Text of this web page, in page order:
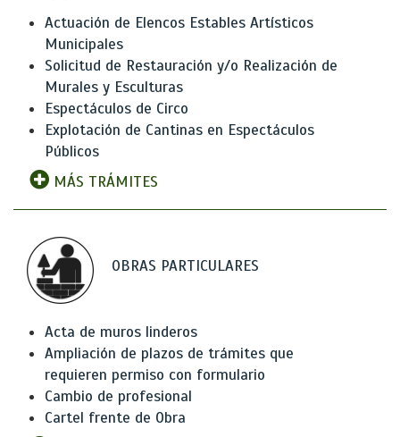
Actuación de Elencos Estables Artísticos
Municipales
Solicitud de Restauración y/o Realización de
Murales y Esculturas
Espectáculos de Circo
Explotación de Cantinas en Espectáculos
Públicos
MÁS TRÁMITES
OBRAS PARTICULARES
Acta de muros linderos
Ampliación de plazos de trámites que
requieren permiso con formulario
Cambio de profesional
Cartel frente de Obra